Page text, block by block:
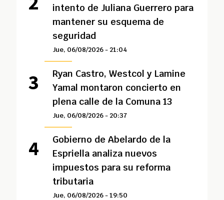
intento de Juliana Guerrero para
mantener su esquema de
seguridad
Jue, 06/08/2026 - 21:04
Ryan Castro, Westcol y Lamine
Yamal montaron concierto en
plena calle de la Comuna 13
Jue, 06/08/2026 - 20:37
Gobierno de Abelardo de la
Espriella analiza nuevos
impuestos para su reforma
tributaria
Jue, 06/08/2026 - 19:50